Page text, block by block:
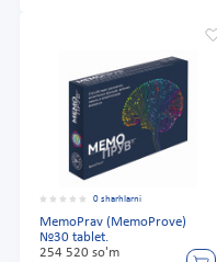
0 sharhlarni
MemoPrav (MemoProve)
№30 tablet.
254 520 so'm